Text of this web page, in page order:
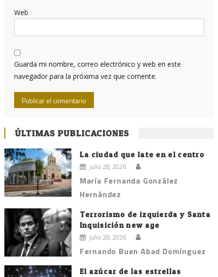
Web
Guarda mi nombre, correo electrónico y web en este
navegador para la próxima vez que comente.
ÚLTIMAS PUBLICACIONES
La ciudad que late en el centro
julio 28, 2026
María Fernanda González
Hernández
Terrorismo de izquierda y Santa
Inquisición new age
julio 28, 2026
Fernando Buen Abad Domínguez
El azúcar de las estrellas